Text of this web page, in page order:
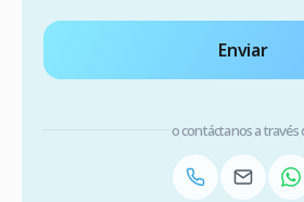
Enviar
o contáctanos a través